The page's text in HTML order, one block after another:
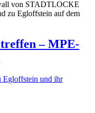
– MPE-
Egloffstein und ihr